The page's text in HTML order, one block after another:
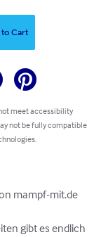
to Cart
meet accessibility
not be fully compatible
mampf-mit.de
gibt es endlich